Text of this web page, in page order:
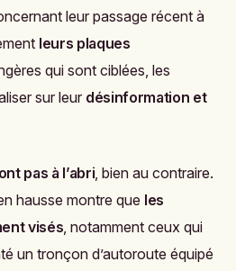
leur passage récent à
leurs plaques
qui sont ciblées, les
sur leur désinformation et
pas à l’abri, bien au contraire.
hausse montre que les
visés, notamment ceux qui
un tronçon d’autoroute équipé